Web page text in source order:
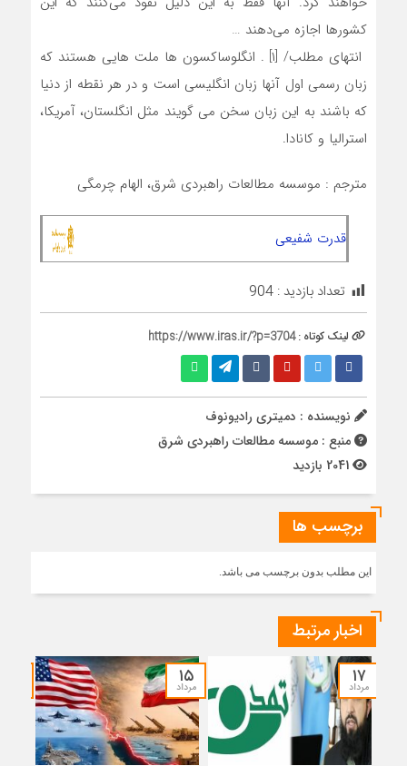
کشورها اجازه می‌دهند …
انتهای مطلب/ [۱] . انگلوساکسون ها ملت هایی هستند که
زبان رسمی اول آنها زبان انگلیسی است و در هر نقطه از دنیا
که باشند به این زبان سخن می گویند مثل انگلستان، آمریکا،
استرالیا و کانادا.
مترجم : موسسه مطالعات راهبردی شرق، الهام چرمگی
قدرت شفیعی
تعداد بازدید : 904
لینک کوتاه :https://www.iras.ir/?p=3704
نویسنده : دمیتری رادیونوف
منبع : موسسه مطالعات راهبردی شرق
برچسب ها
این مطلب بدون برچسب می باشد.
اخبار مرتبط
۱۷
مرداد ۱۵
مرداد